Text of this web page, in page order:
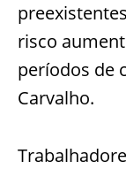
risco
períodos de
Carvalho.